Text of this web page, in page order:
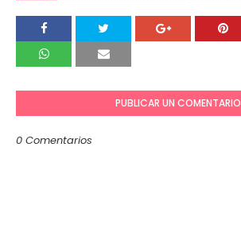
PUBLICAR UN COMENTARIO
0 Comentarios